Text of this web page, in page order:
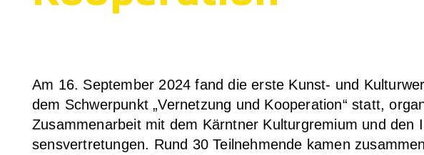
Am 16. Sep­tem­ber 2024 fand die ers­te Kunst- und
dem Schwer­punkt „Ver­net­zung und Koope­ra­ti­on“ statt,
Zusam­men­ar­beit mit dem Kärnt­ner Kul­tur­gre­mi­um und den
sens­ver­tre­tun­gen. Rund 30 Teil­neh­men­de kamen